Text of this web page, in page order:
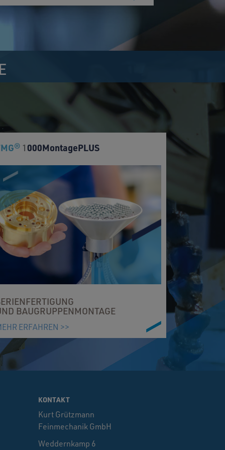
® 1000MontagePLUS
BAUGRUPPENMONTAGE
ERFAHREN >>
KONTAKT
Kurt Grützmann
Feinmechanik GmbH
Weddernkamp 6